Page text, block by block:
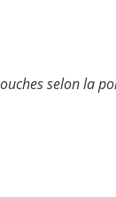
selon la